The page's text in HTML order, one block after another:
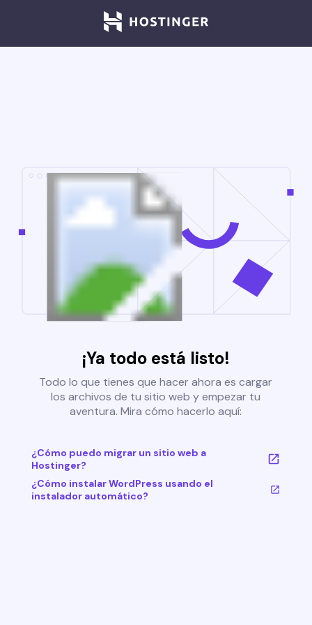
¡Ya todo está listo!
Todo lo que tienes que hacer ahora es cargar
los archivos de tu sitio web y empezar tu
aventura. Mira cómo hacerlo aquí:
¿Cómo puedo migrar un sitio web a
Hostinger?
¿Cómo instalar WordPress usando el
instalador automático?